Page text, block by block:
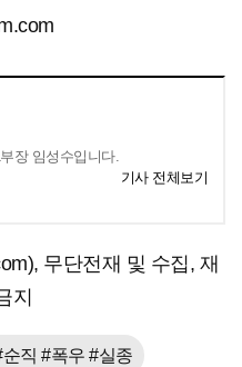
장 임성수입니다.
기사 전체보기
무단전재 및 수집, 재
지
직 #폭우 #실종